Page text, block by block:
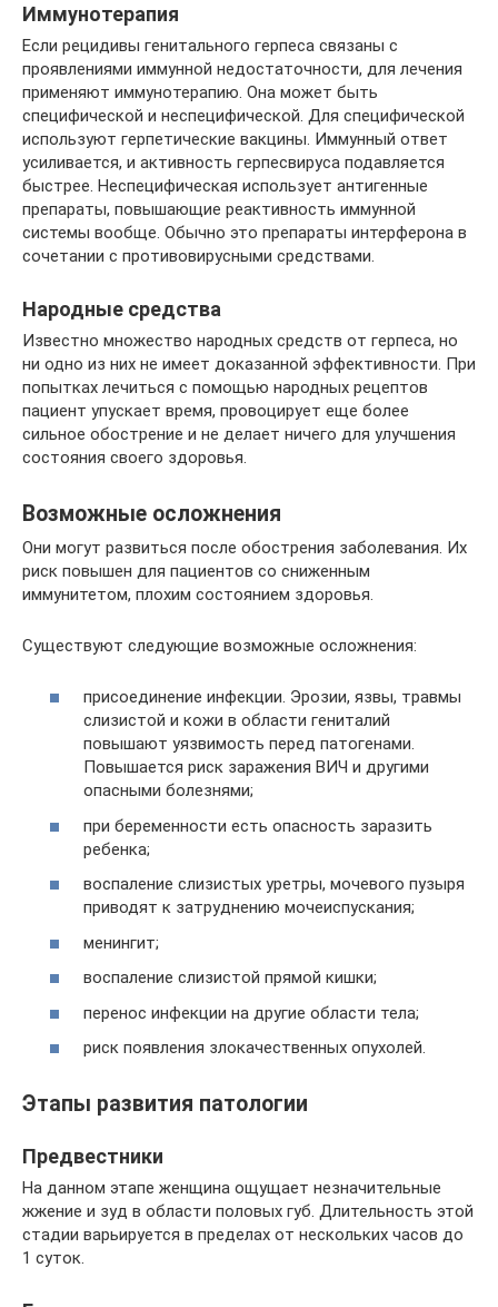
Иммунотерапия
Если рецидивы генитального герпеса связаны с
проявлениями иммунной недостаточности, для лечения
применяют иммунотерапию. Она может быть
специфической и неспецифической. Для специфической
используют герпетические вакцины. Иммунный ответ
усиливается, и активность герпесвируса подавляется
быстрее. Неспецифическая использует антигенные
препараты, повышающие реактивность иммунной
системы вообще. Обычно это препараты интерферона в
сочетании с противовирусными средствами.
Народные средства
Известно множество народных средств от герпеса, но
ни одно из них не имеет доказанной эффективности. При
попытках лечиться с помощью народных рецептов
пациент упускает время, провоцирует еще более
сильное обострение и не делает ничего для улучшения
состояния своего здоровья.
Возможные осложнения
Они могут развиться после обострения заболевания. Их
риск повышен для пациентов со сниженным
иммунитетом, плохим состоянием здоровья.
Существуют следующие возможные осложнения:
присоединение инфекции. Эрозии, язвы, травмы
слизистой и кожи в области гениталий
повышают уязвимость перед патогенами.
Повышается риск заражения ВИЧ и другими
опасными болезнями;
при беременности есть опасность заразить
ребенка;
воспаление слизистых уретры, мочевого пузыря
приводят к затруднению мочеиспускания;
менингит;
воспаление слизистой прямой кишки;
перенос инфекции на другие области тела;
риск появления злокачественных опухолей.
Этапы развития патологии
Предвестники
На данном этапе женщина ощущает незначительные
жжение и зуд в области половых губ. Длительность этой
стадии варьируется в пределах от нескольких часов до
1 суток.